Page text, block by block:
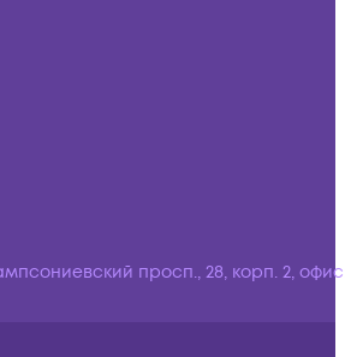
просп., 28, корп. 2,